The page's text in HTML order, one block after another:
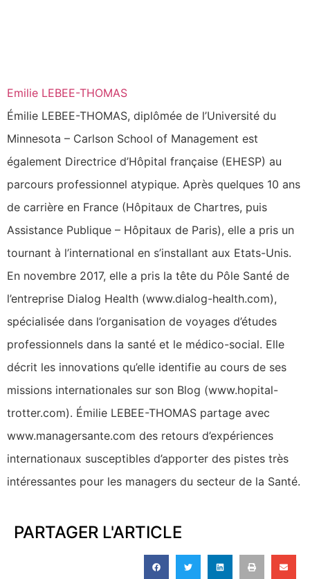
Emilie LEBEE-THOMAS
Émilie LEBEE-THOMAS, diplômée de l’Université du
Minnesota – Carlson School of Management est
également Directrice d’Hôpital française (EHESP) au
parcours professionnel atypique. Après quelques 10 ans
de carrière en France (Hôpitaux de Chartres, puis
Assistance Publique – Hôpitaux de Paris), elle a pris un
tournant à l’international en s’installant aux Etats-Unis.
En novembre 2017, elle a pris la tête du Pôle Santé de
l’entreprise Dialog Health (www.dialog-health.com),
spécialisée dans l’organisation de voyages d’études
professionnels dans la santé et le médico-social. Elle
décrit les innovations qu’elle identifie au cours de ses
missions internationales sur son Blog (www.hopital-
trotter.com). Émilie LEBEE-THOMAS partage avec
www.managersante.com des retours d’expériences
internationaux susceptibles d’apporter des pistes très
intéressantes pour les managers du secteur de la Santé.
PARTAGER L'ARTICLE